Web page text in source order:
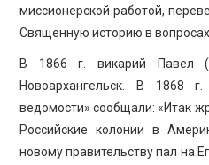
миссионерской работой,
Священную историю в вопросах
В 1866 г. викарий Павел
Новоархангельск. В 1868 г.
ведомости» сообщали: «Итак
Российские колонии в
новому правительству пал на